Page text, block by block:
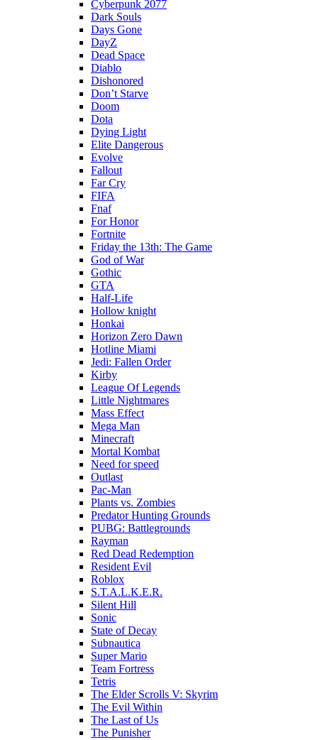
Cyberpunk 2077
Dark Souls
Days Gone
DayZ
Dead Space
Diablo
Dishonored
Don’t Starve
Doom
Dota
Dying Light
Elite Dangerous
Evolve
Fallout
Far Cry
FIFA
Fnaf
For Honor
Fortnite
Friday the 13th: The Game
God of War
Gothic
GTA
Half-Life
Hollow knight
Honkai
Horizon Zero Dawn
Hotline Miami
Jedi: Fallen Order
Kirby
League Of Legends
Little Nightmares
Mass Effect
Mega Man
Minecraft
Mortal Kombat
Need for speed
Outlast
Pac-Man
Plants vs. Zombies
Predator Hunting Grounds
PUBG: Battlegrounds
Rayman
Red Dead Redemption
Resident Evil
Roblox
S.T.A.L.K.E.R.
Silent Hill
Sonic
State of Decay
Subnautica
Super Mario
Team Fortress
Tetris
The Elder Scrolls V: Skyrim
The Evil Within
The Last of Us
The Punisher